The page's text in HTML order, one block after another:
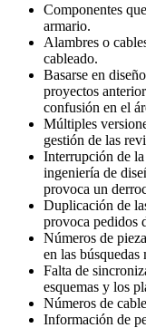
Componentes
armario.
Alambres o
cableado.
Basarse en
proyectos
confusión en el
Múltiples
gestión de las
Interrupción de
ingeniería de
provoca un
Duplicación de
provoca pedidos
Números de
en las
Falta de
esquemas y los
Números de
Información de